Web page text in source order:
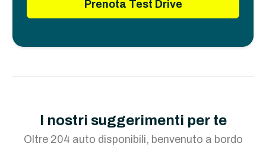
Prenota Test Drive
I nostri suggerimenti per te
Oltre 204 auto disponibili, benvenuto a bordo